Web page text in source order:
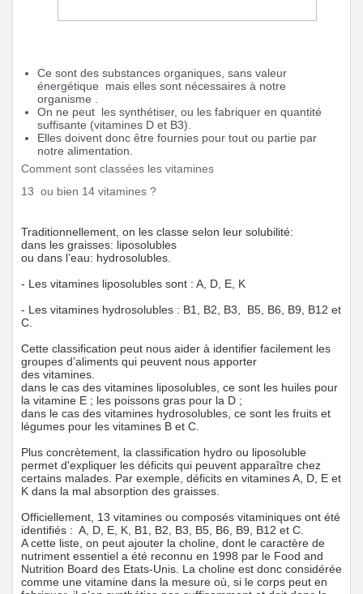
Ce sont des substances organiques, sans valeur
énergétique mais elles sont nécessaires à notre
organisme .
On ne peut les synthétiser, ou les fabriquer en quantité
suffisante (vitamines D et B3).
Elles doivent donc être fournies pour tout ou partie par
notre alimentation.
Comment sont classées les vitamines
13 ou bien 14 vitamines ?
Traditionnellement, on les classe selon leur solubilité:
dans les graisses: liposolubles
ou dans l’eau: hydrosolubles.
- Les vitamines liposolubles sont : A, D, E, K
- Les vitamines hydrosolubles : B1, B2, B3, B5, B6, B9, B12 et
C.
Cette classification peut nous aider à identifier facilement les
groupes d’aliments qui peuvent nous apporter
des vitamines.
dans le cas des vitamines liposolubles, ce sont les huiles pour
la vitamine E ; les poissons gras pour la D ;
dans le cas des vitamines hydrosolubles, ce sont les fruits et
légumes pour les vitamines B et C.
Plus concrètement, la classification hydro ou liposoluble
permet d'expliquer les déficits qui peuvent apparaître chez
certains malades. Par exemple, déficits en vitamines A, D, E et
K dans la mal absorption des graisses.
Officiellement, 13 vitamines ou composés vitaminiques ont été
identifiés : A, D, E, K, B1, B2, B3, B5, B6, B9, B12 et C.
A cette liste, on peut ajouter la choline, dont le caractère de
nutriment essentiel a été reconnu en 1998 par le Food and
Nutrition Board des Etats-Unis. La choline est donc considérée
comme une vitamine dans la mesure où, si le corps peut en